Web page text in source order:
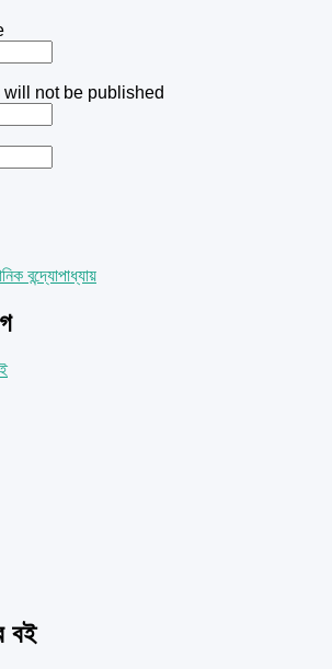
not be published
বন্দ্যোপাধ্যায়
বই